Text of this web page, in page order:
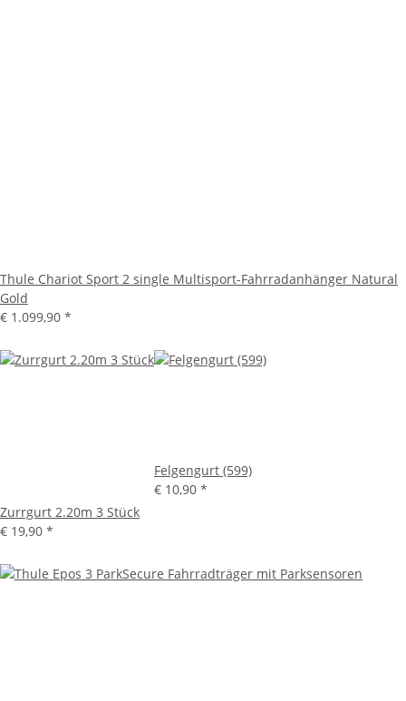
Thule Chariot Sport 2 single Multisport-Fahrradanhänger Natural
Gold
€ 1.099,90 *
Zurrgurt 2.20m 3 Stück
€ 19,90 *
Felgengurt (599)
€ 10,90 *